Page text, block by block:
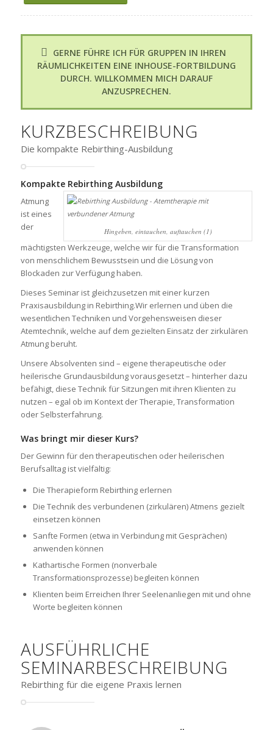
GERNE FÜHRE ICH FÜR GRUPPEN IN IHREN
RÄUMLICHKEITEN EINE INHOUSE-FORTBILDUNG
DURCH. WILLKOMMEN MICH DARAUF
ANZUSPRECHEN.
KURZBESCHREIBUNG
Die kompakte Rebirthing-Ausbildung
Kompakte Rebirthing Ausbildung
Hingeben, eintauchen, auftauchen (1)
Atmung
ist eines
der
mächtigsten Werkzeuge, welche wir für die Transformation
von menschlichem Bewusstsein und die Lösung von
Blockaden zur Verfügung haben.
Dieses Seminar ist gleichzusetzen mit einer kurzen
Praxisausbildung in Rebirthing.Wir erlernen und üben die
wesentlichen Techniken und Vorgehensweisen dieser
Atemtechnik, welche auf dem gezielten Einsatz der zirkulären
Atmung beruht.
Unsere Absolventen sind – eigene therapeutische oder
heilerische Grundausbildung vorausgesetzt – hinterher dazu
befähigt, diese Technik für Sitzungen mit ihren Klienten zu
nutzen – egal ob im Kontext der Therapie, Transformation
oder Selbsterfahrung.
Was bringt mir dieser Kurs?
Der Gewinn für den therapeutischen oder heilerischen
Berufsalltag ist vielfältig:
Die Therapieform Rebirthing erlernen
Die Technik des verbundenen (zirkulären) Atmens gezielt
einsetzen können
Sanfte Formen (etwa in Verbindung mit Gesprächen)
anwenden können
Kathartische Formen (nonverbale
Transformationsprozesse) begleiten können
Klienten beim Erreichen Ihrer Seelenanliegen mit und ohne
Worte begleiten können
AUSFÜHRLICHE
SEMINARBESCHREIBUNG
Rebirthing für die eigene Praxis lernen